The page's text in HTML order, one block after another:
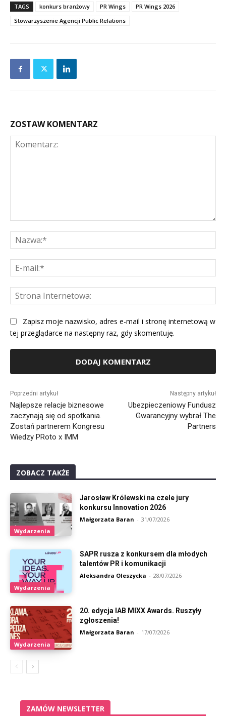
TAGS konkurs branżowy PR Wings
PR Wings 2026
Stowarzyszenie Agencji Public Relations
ZOSTAW KOMENTARZ
Zapisz moje nazwisko, adres e-mail i stronę internetową w
tej przeglądarce na następny raz, gdy skomentuję.
Poprzedni artykuł
Najlepsze relacje biznesowe
zaczynają się od spotkania.
Zostań partnerem Kongresu
Wiedzy PRoto x IMM
Następny artykuł
Ubezpieczeniowy Fundusz
Gwarancyjny wybrał The
Partners
ZOBACZ TAKŻE
Wydarzenia
Jarosław Królewski na czele jury
konkursu Innovation 2026
Małgorzata Baran - 31/07/2026
Wydarzenia
SAPR rusza z konkursem dla młodych
talentów PR i komunikacji
Aleksandra Oleszycka - 28/07/2026
Wydarzenia
20. edycja IAB MIXX Awards. Ruszyły
zgłoszenia!
Małgorzata Baran - 17/07/2026
ZAMÓW NEWSLETTER